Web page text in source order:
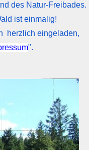
des Natur-Freibades.
ist einmalig!
herzlich eingeladen,
".